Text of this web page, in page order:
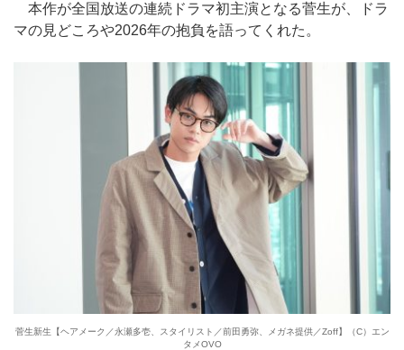
本作が全国放送の連続ドラマ初主演となる菅生が、ドラ
マの見どころや2026年の抱負を語ってくれた。
菅生新生【ヘアメーク／永瀬多壱、スタイリスト／前田勇弥、メガネ提供／Zoff】（C）エン
タメOVO